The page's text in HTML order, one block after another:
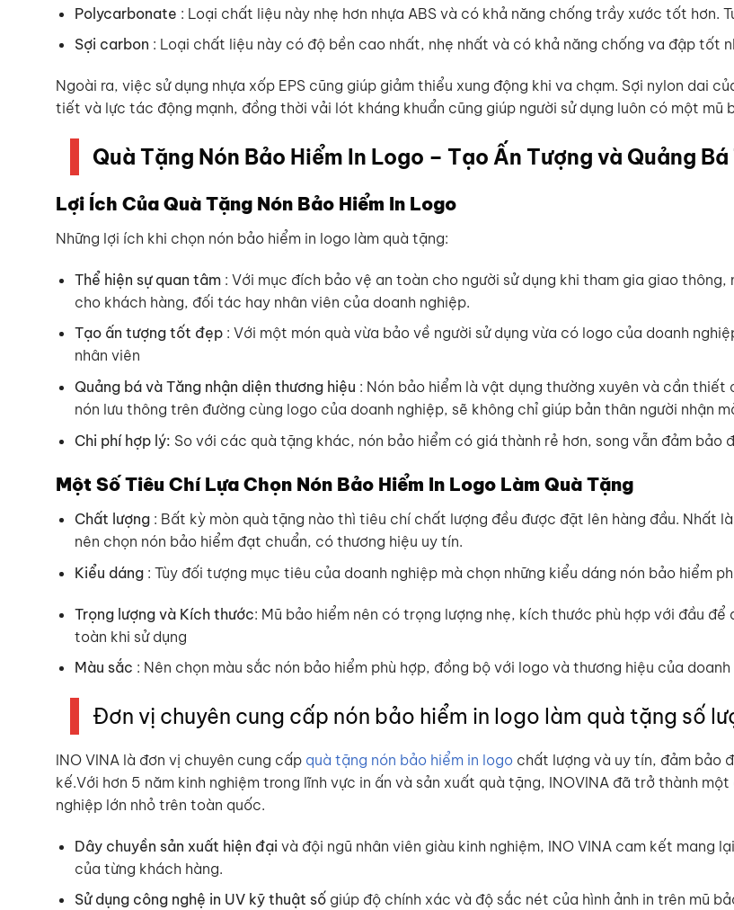
Polycarbonate : Loại chất liệu này nhẹ hơn nhựa ABS và có khả năng chống trầy xước tốt hơn.
Sợi carbon : Loại chất liệu này có độ bền cao nhất, nhẹ nhất và có khả năng chống va đập tốt
Ngoài ra, việc sử dụng nhựa xốp EPS cũng giúp giảm thiểu xung động khi va chạm. Sợi nylon dai
tiết và lực tác động mạnh, đồng thời vải lót kháng khuẩn cũng giúp người sử dụng luôn có một mũ
Quà Tặng Nón Bảo Hiểm In Logo – Tạo Ấn Tượng và Quảng
Lợi Ích Của Quà Tặng Nón Bảo Hiểm In Logo
Những lợi ích khi chọn nón bảo hiểm in logo làm quà tặng:
Thể hiện sự quan tâm: Với mục đích bảo vệ an toàn cho người sử dụng khi tham gia giao
cho khách hàng, đối tác hay nhân viên của doanh nghiệp.
Tạo ấn tượng tốt đẹp: Với một món quà vừa bảo về người sử dụng vừa có logo của doanh
nhân viên
Quảng bá và Tăng nhận diện thương hiệu : Nón bảo hiểm là vật dụng thường xuyên và cần
nón lưu thông trên đường cùng logo của doanh nghiệp, sẽ không chỉ giúp bản thân người nhận
Chi phí hợp lý: So với các quà tặng khác, nón bảo hiểm có giá thành rẻ hơn, song vẫn đảm
Một Số Tiêu Chí Lựa Chọn Nón Bảo Hiểm In Logo Làm Quà Tặng
Chất lượng: Bất kỳ mòn quà tặng nào thì tiêu chí chất lượng đều được đặt lên hàng đầu. Nhất
nên chọn nón bảo hiểm đạt chuẩn, có thương hiệu uy tín.
Kiểu dáng: Tùy đối tượng mục tiêu của doanh nghiệp mà chọn những kiểu dáng nón bảo hiểm
Trọng lượng và Kích thước: Mũ bảo hiểm nên có trọng lượng nhẹ, kích thước phù hợp với đầu
toàn khi sử dụng
Màu sắc : Nên chọn màu sắc nón bảo hiểm phù hợp, đồng bộ với logo và thương hiệu của
Đơn vị chuyên cung cấp nón bảo hiểm in logo làm quà tặng số
INO VINA là đơn vị chuyên cung cấp quà tặng nón bảo hiểm in logo chất lượng và uy tín, đảm bảo
kế.Với hơn 5 năm kinh nghiệm trong lĩnh vực in ấn và sản xuất quà tặng, INOVINA đã trở thành
nghiệp lớn nhỏ trên toàn quốc.
Dây chuyền sản xuất hiện đại và đội ngũ nhân viên giàu kinh nghiệm, INO VINA cam kết mang
của từng khách hàng.
Sử dụng công nghệ in UV kỹ thuật sốgiúp độ chính xác và độ sắc nét của hình ảnh in trên mũ